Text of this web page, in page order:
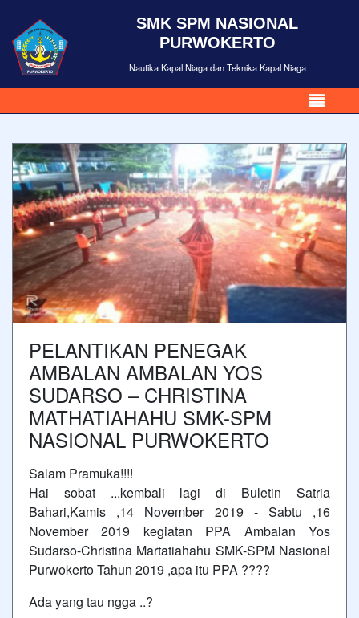
SMK SPM NASIONAL
PURWOKERTO
Nautika Kapal Niaga dan Teknika Kapal Niaga
PELANTIKAN PENEGAK
AMBALAN AMBALAN YOS
SUDARSO – CHRISTINA
MATHATIAHAHU SMK-SPM
NASIONAL PURWOKERTO
Salam Pramuka!!!!
Hai sobat ...kembali lagi di Buletin Satria
Bahari,Kamis ,14 November 2019 - Sabtu ,16
November 2019 kegiatan PPA Ambalan Yos
Sudarso-Christina Martatiahahu SMK-SPM Nasional
Purwokerto Tahun 2019 ,apa itu PPA ????
Ada yang tau ngga ..?